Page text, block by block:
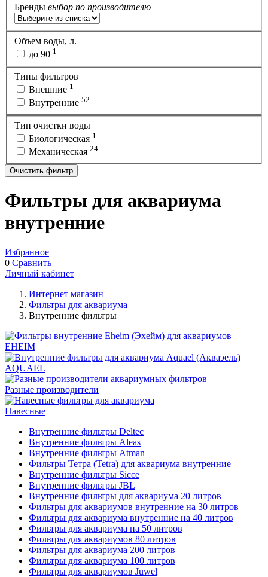
Бренды выбор по производителю
Объем воды, л.
до 90 1
Типы фильтров
Внешние 1
Внутренние 52
Тип очистки воды
Биологическая 1
Механическая 24
Очистить фильтр
Фильтры для аквариума
внутренние
Избранное
0 Сравнить
Личный кабинет
Интернет магазин
Фильтры для аквариума
Внутренние фильтры
EHEIM
AQUAEL
Разные производители
Навесные
Внутренние фильтры Deltec
Внутренние фильтры Aleas
Внутренние фильтры Atman
Фильтры Тетра (Tetra) для аквариума внутренние
Внутренние фильтры Sicce
Внутренние фильтры JBL
Внутренние фильтры для аквариума 20 литров
Фильтры для аквариумов внутренние на 30 литров
Фильтры для аквариума внутренние на 40 литров
Фильтры для аквариума на 50 литров
Фильтры для аквариумов 80 литров
Фильтры для аквариума 200 литров
Фильтры для аквариума 100 литров
Фильтры для аквариумов Juwel